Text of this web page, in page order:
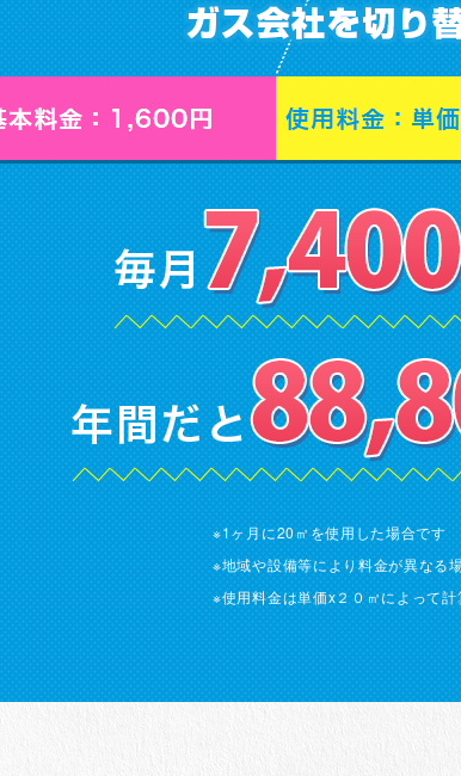
※1ヶ月に20㎡を使用した場合です
※地域や設備等により料金が異なる
※使用料金は単価x２０㎡によって